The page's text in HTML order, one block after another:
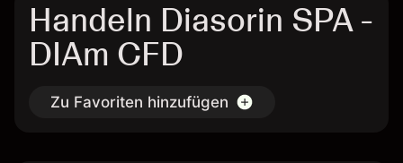
Handeln Diasorin SPA -
DIAm CFD
Zu Favoriten hinzufügen